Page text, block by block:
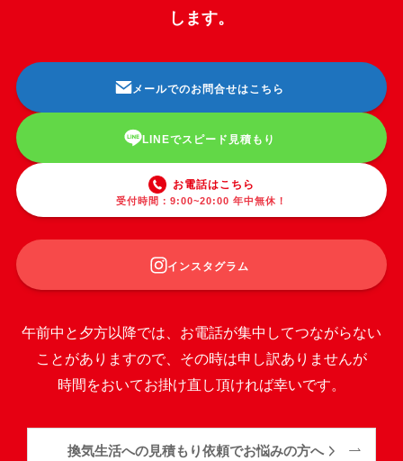
します。
メールでのお問合せはこちら
LINEでスピード見積もり
お電話はこちら
受付時間：9:00~20:00 年中無休！
インスタグラム
午前中と夕方以降では、お電話が集中してつながらない
ことがありますので、その時は申し訳ありませんが
時間をおいてお掛け直し頂ければ幸いです。
換気生活への見積もり依頼でお悩みの方へ